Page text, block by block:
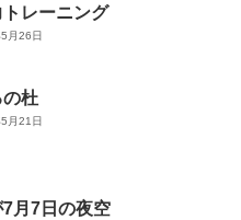
レーニング
月26日
杜
月21日
月7日の夜空